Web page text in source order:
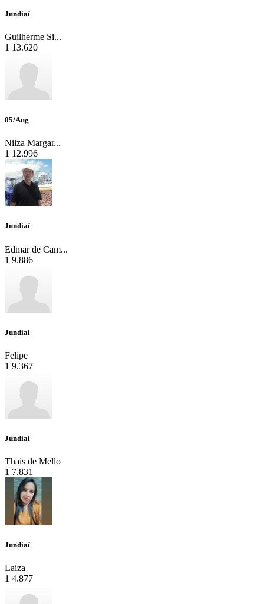
Jundiaí
Guilherme Si...
1 13.620
05/Aug
Nilza Margar...
1 12.996
Jundiaí
Edmar de Cam...
1 9.886
Jundiaí
Felipe
1 9.367
Jundiaí
Thais de Mello
1 7.831
Jundiaí
Laiza
1 4.877